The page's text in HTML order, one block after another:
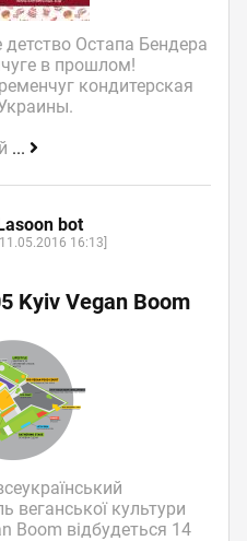
детство Остапа Бендера
в прошлом!
кондитерская
...
bot
16:13]
Kyiv Vegan Boom
веганської культури
Boom відбудеться 14